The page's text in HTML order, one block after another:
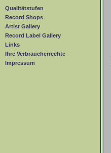
Qualitätstufen
Record Shops
Artist Gallery
Record Label Gallery
Links
Ihre Verbraucherrechte
Impressum